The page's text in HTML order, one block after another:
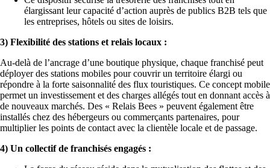
élargissant leur capacité d’action auprès de publics B2B tels que
les entreprises, hôtels ou sites de loisirs.
3) Flexibilité des stations et relais locaux :
Au-delà de l’ancrage d’une boutique physique, chaque franchisé peut
déployer des stations mobiles pour couvrir un territoire élargi ou
répondre à la forte saisonnalité des flux touristiques. Ce concept mobile
permet un investissement et des charges allégés tout en donnant accès à
de nouveaux marchés. Des « Relais Bees » peuvent également être
installés chez des hébergeurs ou commerçants partenaires, pour
multiplier les points de contact avec la clientèle locale et de passage.
4) Un collectif de franchisés engagés :